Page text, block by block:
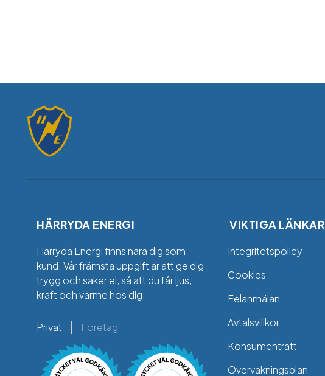
HÄRRYDA ENERGI
Härryda Energi finns nära dig som
kund. Vår främsta uppgift är att ge dig
trygg och säker el, så att du får ljus,
kraft och värme hos dig.
Privat Företag
VIKTIGA LÄNKAR
Integritetspolicy
Cookies
Felanmälan
Avtalsvillkor
Konsumenträtt
Övervakningsplan